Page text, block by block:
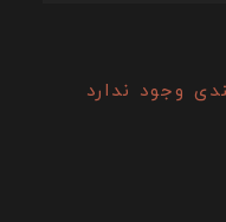
وجود ندارد